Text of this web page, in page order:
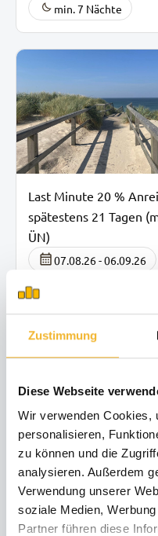
Zustimmung
Diese Webseite
Wir verwenden Cookies,
personalisieren,
zu können und die
analysieren. Außerdem
Verwendung unserer
soziale Medien,
Partner führen diese
min. 7 Nächte
Last Minute 20 %
spätestens 21 Tagen
ÜN)
07.08.26 - 06.09.26
14 Tage bleiben, 11
04.11.28 - 23.12.28